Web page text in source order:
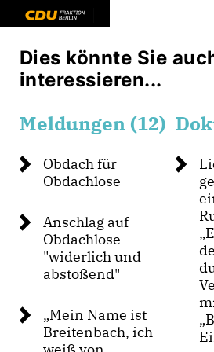
Dies könnte Sie
interessieren...
Meldungen (12)
Obdach für
Obdachlose
Anschlag auf
Obdachlose
"widerlich und
abstoßend"
Mein Name ist
Breitenbach, ich